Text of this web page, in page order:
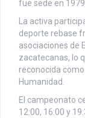
fue sede en
La activa
deporte rebase
asociaciones de
zacatecanas, lo
reconocida
Humanidad.
El campeonato
12:00, 16:00 y